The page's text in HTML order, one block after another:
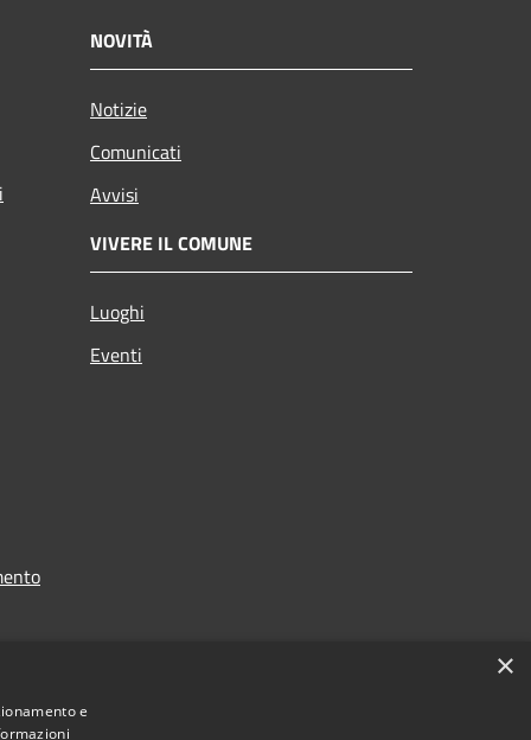
NOVITÀ
Notizie
Comunicati
Avvisi
VIVERE IL COMUNE
Luoghi
Eventi
×
e